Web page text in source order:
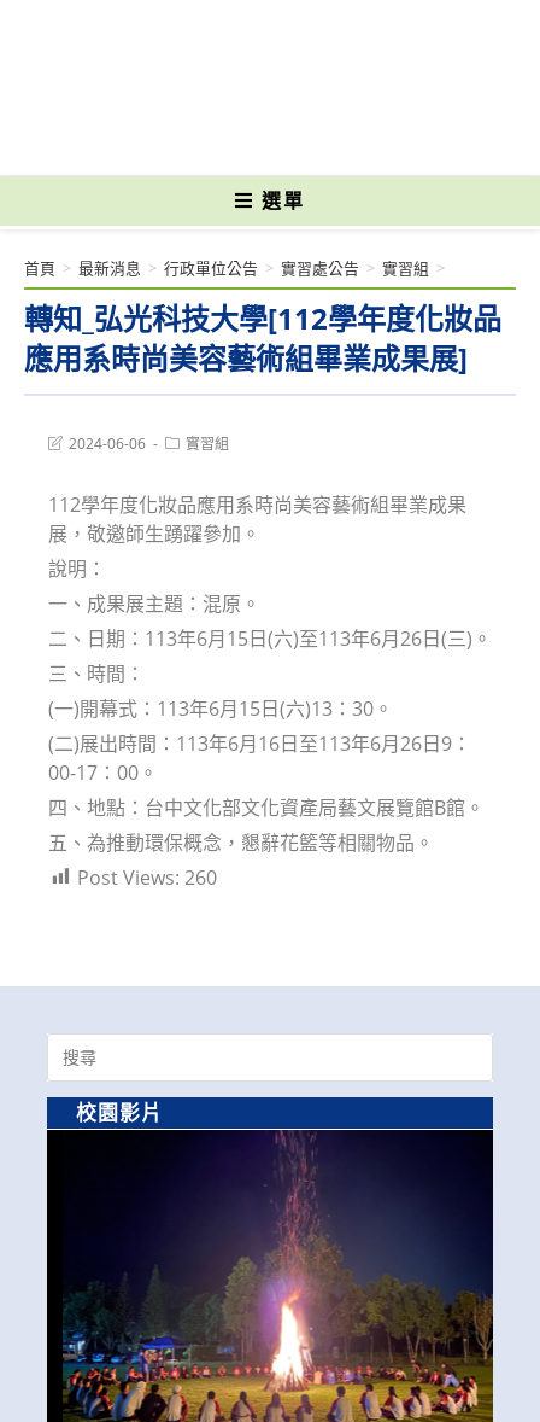
選單
轉知_弘光科技大學[112學年度化妝品
應用系時尚美容藝術組畢業成果展]
首頁 > 最新消息 > 行政單位公告 > 實習處公告 > 實習組 >
Post2024-06-06
Post實習組
112學年度化妝品應用系時尚美容藝術組畢業成果
展，敬邀師生踴躍參加。
說明：
一、成果展主題：混原。
二、日期：113年6月15日(六)至113年6月26日(三)。
三、時間：
(一)開幕式：113年6月15日(六)13：30。
(二)展出時間：113年6月16日至113年6月26日9：
00-17：00。
四、地點：台中文化部文化資產局藝文展覽館B館。
五、為推動環保概念，懇辭花籃等相關物品。
Post Views: 260
Search
for:
校園影片